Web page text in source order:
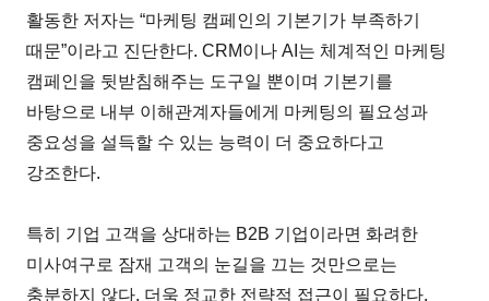
활동한 저자는 “마케팅 캠페인의 기본기가 부족하기
때문”이라고 진단한다. CRM이나 AI는 체계적인 마케팅
캠페인을 뒷받침해주는 도구일 뿐이며 기본기를
바탕으로 내부 이해관계자들에게 마케팅의 필요성과
중요성을 설득할 수 있는 능력이 더 중요하다고
강조한다.
특히 기업 고객을 상대하는 B2B 기업이라면 화려한
미사여구로 잠재 고객의 눈길을 끄는 것만으로는
충분하지 않다. 더욱 정교한 전략적 접근이 필요하다.